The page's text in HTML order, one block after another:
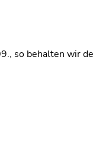
so behalten wir